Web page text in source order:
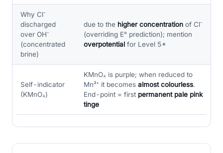
Why Cl⁻
discharged
over OH⁻
(concentrated
brine)
due to the higher concentration of Cl⁻
(overriding E° prediction); mention
overpotential for Level 5*
Self-indicator
(KMnO₄)
KMnO₄ is purple; when reduced to
Mn²⁺ it becomes almost colourless.
End-point = first permanent pale pink
tinge